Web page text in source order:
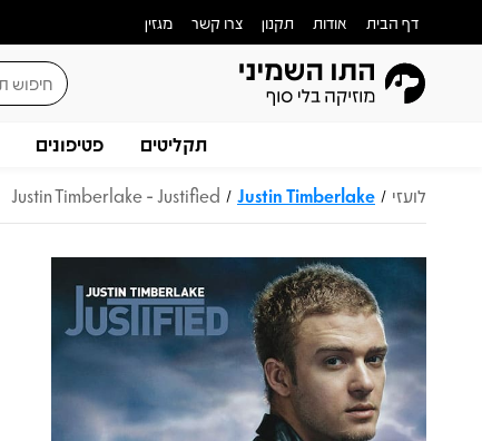
דף הבית אודות תקנון צרו קשר מגזין
תקליטים פטיפונים
לועזי /
Justin Timberlake
/
Justin Timberlake - Justified